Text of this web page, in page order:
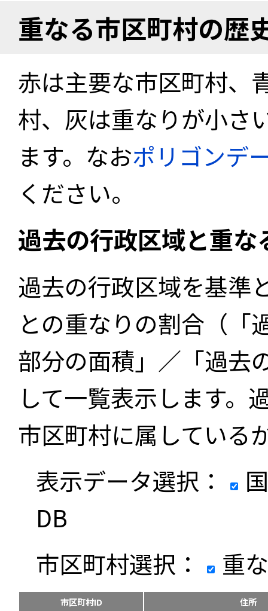
重なる市区町村の歴
赤は主要な市区町村、
村、灰は重なりが小さ
ます。なおポリゴンデ
ください。
過去の行政区域と重
過去の行政区域を基準
との重なりの割合（「
部分の面積」／「過去
して一覧表示します。
市区町村に属している
表示データ選択：
DB
市区町村選択：
重
市区町村ID
住所